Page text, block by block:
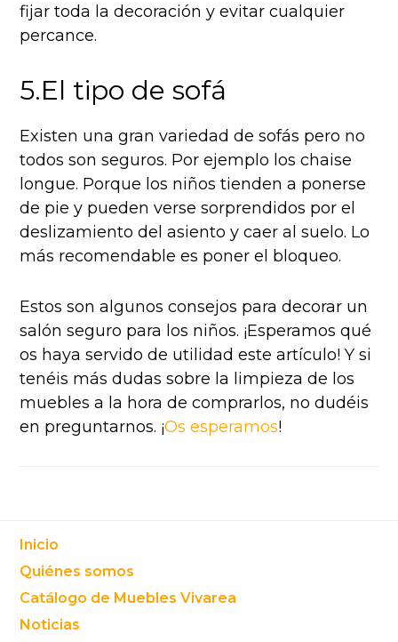
fijar toda la decoración y evitar cualquier
percance.
5.El tipo de sofá
Existen una gran variedad de sofás pero no
todos son seguros. Por ejemplo los chaise
longue. Porque los niños tienden a ponerse
de pie y pueden verse sorprendidos por el
deslizamiento del asiento y caer al suelo. Lo
más recomendable es poner el bloqueo.
Estos son algunos consejos para decorar un
salón seguro para los niños. ¡Esperamos qué
os haya servido de utilidad este artículo! Y si
tenéis más dudas sobre la limpieza de los
muebles a la hora de comprarlos, no dudéis
en preguntarnos. ¡Os esperamos!
Footer
Inicio
Quiénes somos
Catálogo de Muebles Vivarea
Noticias